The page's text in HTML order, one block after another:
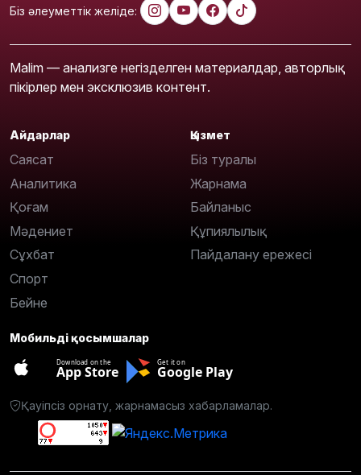
Біз әлеуметтік желіде:
Malim — анализге негізделген материалдар, авторлық
пікірлер мен эксклюзив контент.
Айдарлар
Саясат
Аналитика
Қоғам
Мәдениет
Сұхбат
Спорт
Бейне
Қызмет
Біз туралы
Жарнама
Байланыс
Құпиялылық
Пайдалану ережесі
Мобильді қосымшалар
Download on the
App Store
Get it on
Google Play
Қауіпсіз орнату, жарнамасыз хабарламалар.